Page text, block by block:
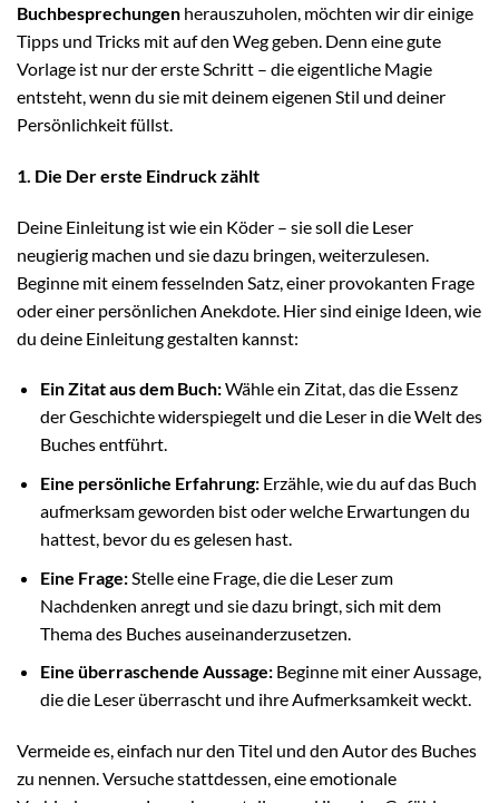
Buchbesprechungen herauszuholen, möchten wir dir einige
Tipps und Tricks mit auf den Weg geben. Denn eine gute
Vorlage ist nur der erste Schritt – die eigentliche Magie
entsteht, wenn du sie mit deinem eigenen Stil und deiner
Persönlichkeit füllst.
1. Die Der erste Eindruck zählt
Deine Einleitung ist wie ein Köder – sie soll die Leser
neugierig machen und sie dazu bringen, weiterzulesen.
Beginne mit einem fesselnden Satz, einer provokanten Frage
oder einer persönlichen Anekdote. Hier sind einige Ideen, wie
du deine Einleitung gestalten kannst:
Ein Zitat aus dem Buch:Wähle ein Zitat, das die Essenz
der Geschichte widerspiegelt und die Leser in die Welt des
Buches entführt.
Eine persönliche Erfahrung:Erzähle, wie du auf das Buch
aufmerksam geworden bist oder welche Erwartungen du
hattest, bevor du es gelesen hast.
Eine Frage:Stelle eine Frage, die die Leser zum
Nachdenken anregt und sie dazu bringt, sich mit dem
Thema des Buches auseinanderzusetzen.
Eine überraschende Aussage:Beginne mit einer Aussage,
die die Leser überrascht und ihre Aufmerksamkeit weckt.
Vermeide es, einfach nur den Titel und den Autor des Buches
zu nennen. Versuche stattdessen, eine emotionale